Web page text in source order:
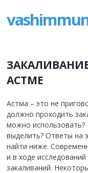
АСТМЕ
Астма – это не
должно проходить
можно
выделить? Ответы на
найти ниже.
и в ходе
закаливаний.